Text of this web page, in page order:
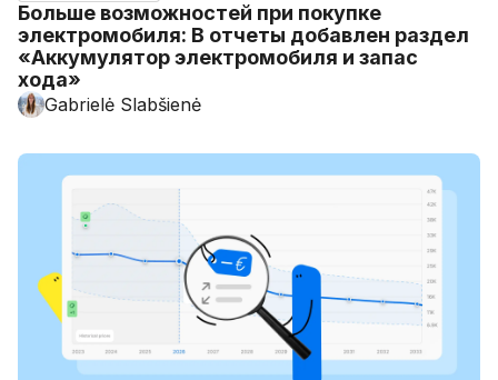
Больше возможностей при покупке
электромобиля: В отчеты добавлен раздел
«Аккумулятор электромобиля и запас
хода»
Gabrielė Slabšienė